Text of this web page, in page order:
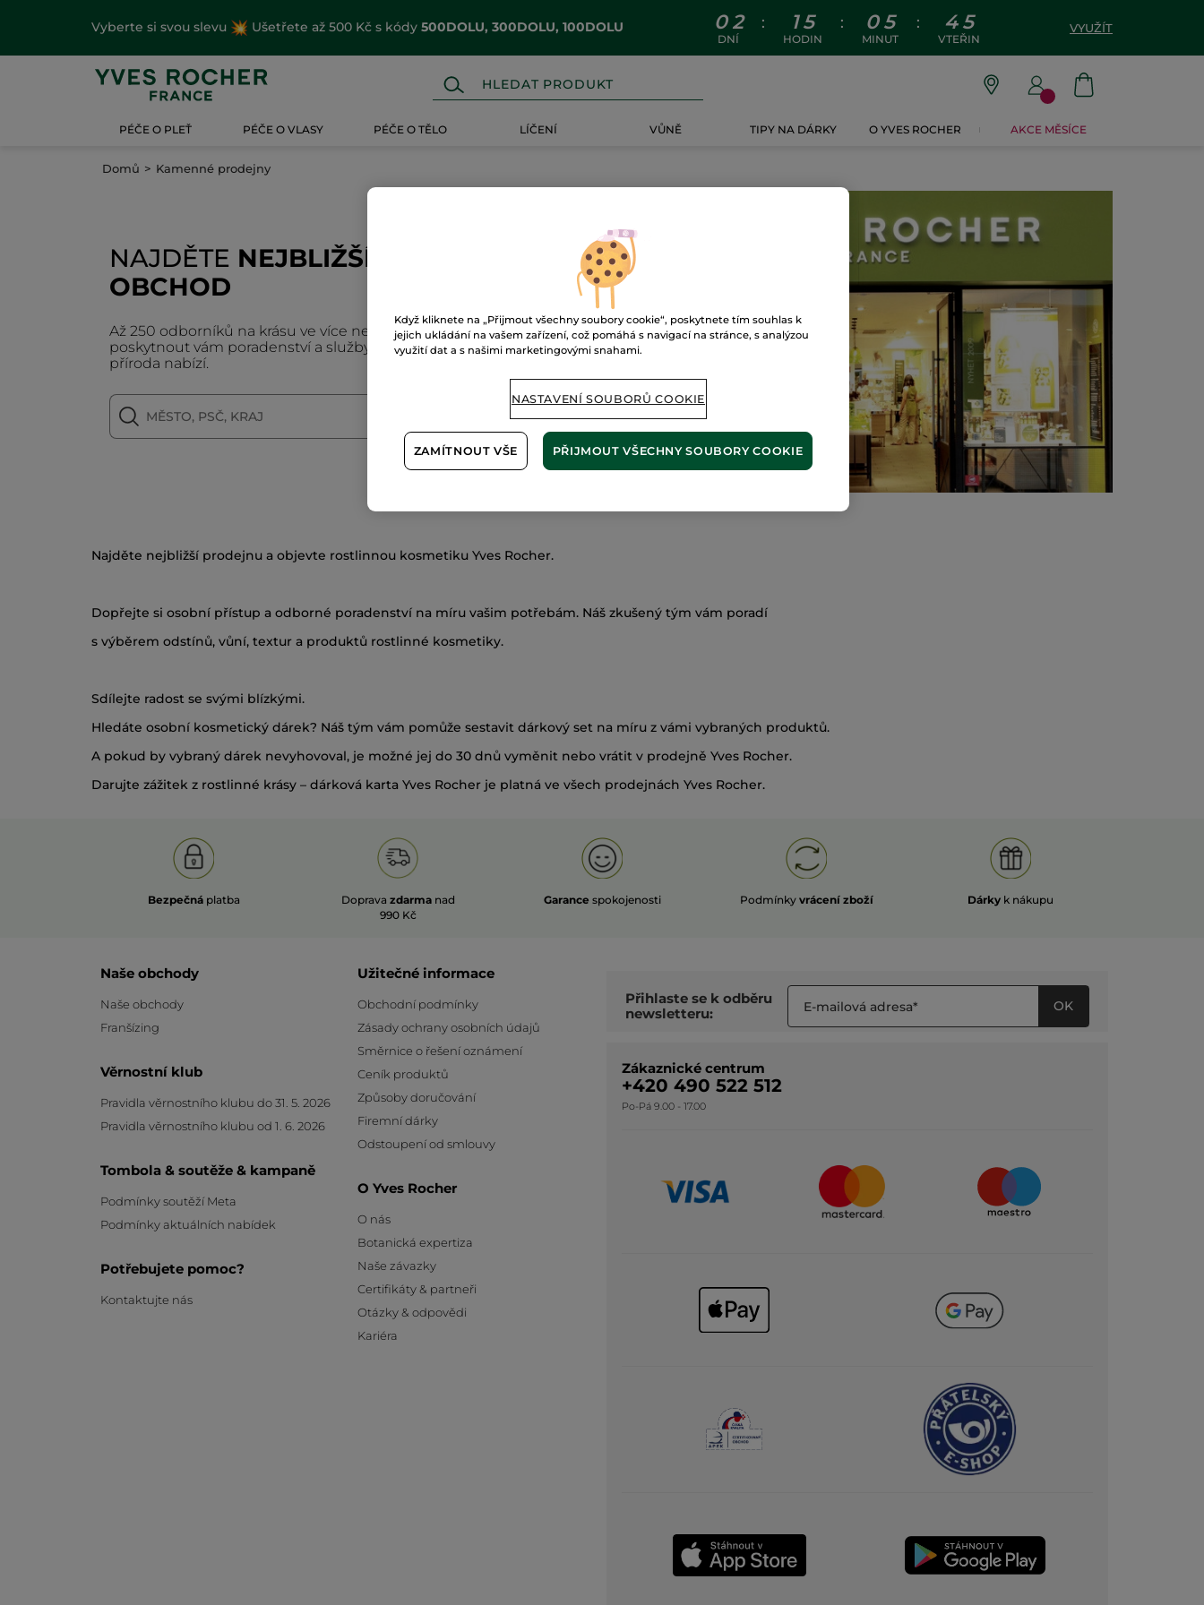
Vyberte si svou slevu Ušetřete až 500 Kč s kódy 500DOLU, 300DOLU, 100DOLU 0 2
DNÍ
: 1 5
HODIN
: 0 5
MINUT
: 4 5
VTEŘIN
VYUŽÍT
PÉČE O PLEŤ PÉČE O VLASY PÉČE O TĚLO LÍČENÍ VŮNĚ TIPY NA DÁRKY O YVES ROCHER AKCE MĚSÍCE
Domů Kamenné prodejny
NAJDĚTE NEJBLIŽŠÍ
OBCHOD
Až 250 odborníků na krásu ve více než 50 prodejnách je připraveno
poskytnout vám poradenství a služby inspirované tím nejlepším, co
příroda nabízí.
HLEDAT
Najděte nejbližší prodejnu a objevte rostlinnou kosmetiku Yves Rocher.
Dopřejte si osobní přístup a odborné poradenství na míru vašim potřebám. Náš zkušený tým vám poradí
s výběrem odstínů, vůní, textur a produktů rostlinné kosmetiky.
Sdílejte radost se svými blízkými.
Hledáte osobní kosmetický dárek? Náš tým vám pomůže sestavit dárkový set na míru z vámi vybraných produktů.
A pokud by vybraný dárek nevyhovoval, je možné jej do 30 dnů vyměnit nebo vrátit v prodejně Yves Rocher.
Darujte zážitek z rostlinné krásy – dárková karta Yves Rocher je platná ve všech prodejnách Yves Rocher.
Bezpečná platba Doprava zdarma nad
990 Kč
Garance spokojenosti Podmínky vrácení zboží Dárky k nákupu
Naše obchody
Naše obchody
Franšízing
Věrnostní klub
Pravidla věrnostního klubu do 31. 5. 2026
Pravidla věrnostního klubu od 1. 6. 2026
Tombola & soutěže & kampaně
Podmínky soutěží Meta
Podmínky aktuálních nabídek
Potřebujete pomoc?
Kontaktujte nás
Užitečné informace
Obchodní podmínky
Zásady ochrany osobních údajů
Směrnice o řešení oznámení
Ceník produktů
Způsoby doručování
Firemní dárky
Odstoupení od smlouvy
O Yves Rocher
O nás
Botanická expertiza
Naše závazky
Certifikáty & partneři
Otázky & odpovědi
Kariéra
Přihlaste se k odběru
newsletteru:
OK
Zákaznické centrum
+420 490 522 512
Po-Pá 9.00 - 17.00
Když kliknete na „Přijmout všechny soubory cookie“, poskytnete tím souhlas k
jejich ukládání na vašem zařízení, což pomáhá s navigací na stránce, s analýzou
využití dat a s našimi marketingovými snahami.
NASTAVENÍ SOUBORŮ COOKIE
ZAMÍTNOUT VŠE PŘIJMOUT VŠECHNY SOUBORY COOKIE